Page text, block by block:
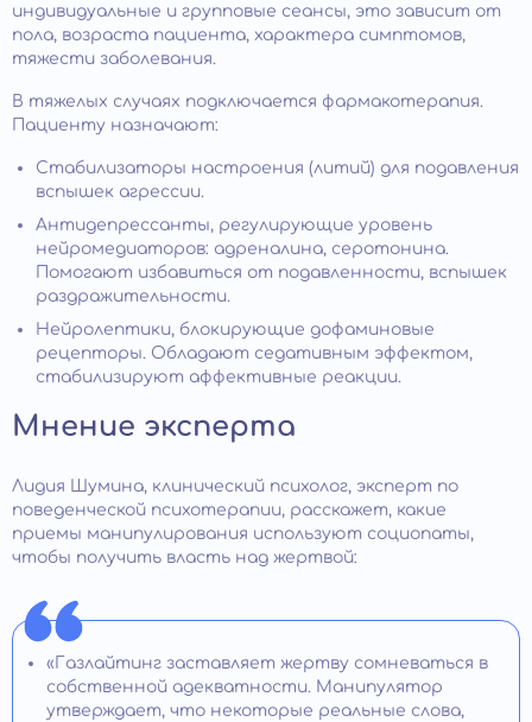
индивидуальные и групповые сеансы, это зависит от
пола, возраста пациента, характера симптомов,
тяжести заболевания.
В тяжелых случаях подключается фармакотерапия.
Пациенту назначают:
Стабилизаторы настроения (литий) для подавления
вспышек агрессии.
Антидепрессанты, регулирующие уровень
нейромедиаторов: адреналина, серотонина.
Помогают избавиться от подавленности, вспышек
раздражительности.
Нейролептики, блокирующие дофаминовые
рецепторы. Обладают седативным эффектом,
стабилизируют аффективные реакции.
Мнение эксперта
Лидия Шумина, клинический психолог, эксперт по
поведенческой психотерапии, расскажет, какие
приемы манипулирования используют социопаты,
чтобы получить власть над жертвой:
«Газлайтинг заставляет жертву сомневаться в
собственной адекватности. Манипулятор
утверждает, что некоторые реальные слова,